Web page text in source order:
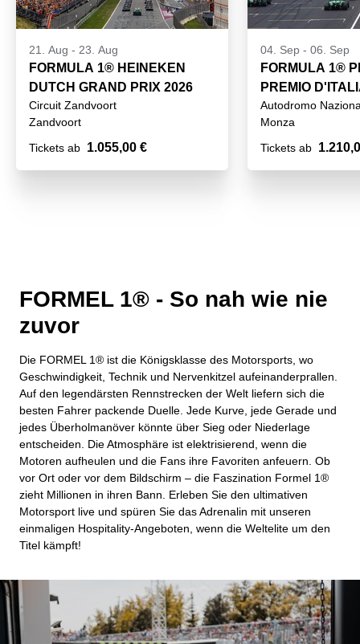
21. Aug - 23. Aug
FORMULA 1® HEINEKEN
DUTCH GRAND PRIX 2026
Circuit Zandvoort
Zandvoort
Tickets ab 1.055,00 €
04. Sep - 06. Sep
FORMULA 1®
PREMIO
PRIX 2026
Autodromo
Monza
Tickets ab
FORMEL 1® - So nah wie nie
zuvor
Die FORMEL 1® ist die Königsklasse des Motorsports, wo
Geschwindigkeit, Technik und Nervenkitzel aufeinanderprallen.
Auf den legendärsten Rennstrecken der Welt liefern sich die
besten Fahrer packende Duelle. Jede Kurve, jede Gerade und
jedes Überholmanöver könnte über Sieg oder Niederlage
entscheiden. Die Atmosphäre ist elektrisierend, wenn die
Motoren aufheulen und die Fans ihre Favoriten anfeuern. Ob
vor Ort oder vor dem Bildschirm – die Faszination Formel 1®
zieht Millionen in ihren Bann. Erleben Sie den ultimativen
Motorsport live und spüren Sie das Adrenalin mit unseren
einmaligen Hospitality-Angeboten, wenn die Weltelite um den
Titel kämpft!